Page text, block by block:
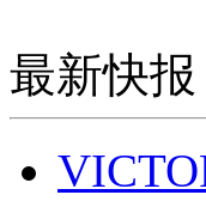
最新快报